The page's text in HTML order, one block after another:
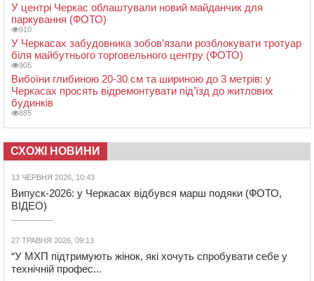
У центрі Черкас облаштували новий майданчик для
паркування (ФОТО)
910
У Черкасах забудовника зобов’язали розблокувати тротуар
біля майбутнього торговельного центру (ФОТО)
905
Вибоїни глибиною 20-30 см та шириною до 3 метрів: у
Черкасах просять відремонтувати під’їзд до житлових
будинків
885
СХОЖІ НОВИНИ
13 ЧЕРВНЯ 2026, 10:43
Випуск-2026: у Черкасах відбувся марш подяки (ФОТО,
ВІДЕО)
27 ТРАВНЯ 2026, 09:13
“У МХП підтримують жінок, які хочуть спробувати себе у
технічній профес...